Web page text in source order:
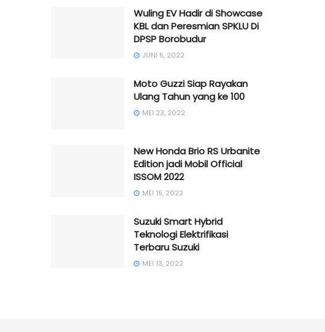
Wuling EV Hadir di Showcase
KBL dan Peresmian SPKLU Di
DPSP Borobudur
JUNI 5, 2022
Moto Guzzi Siap Rayakan
Ulang Tahun yang ke 100
MEI 23, 2022
New Honda Brio RS Urbanite
Edition jadi Mobil Official
ISSOM 2022
MEI 15, 2022
Suzuki Smart Hybrid
Teknologi Elektrifikasi
Terbaru Suzuki
MEI 13, 2022